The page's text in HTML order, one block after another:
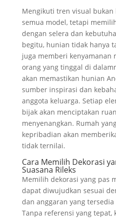
Mengikuti tren visual
semua model, tetapi
dengan selera dan
begitu, hunian tidak hanya
juga memberi kenyamanan
orang yang tinggal di
akan memastikan hunian
sumber inspirasi dan
anggota keluarga. Setiap
bijak akan menciptakan
menyenangkan. Rumah
kepribadian akan
tidak ternilai.
Cara Memilih Dekorasi
Suasana Rileks
Memilih dekorasi yang pas
dapat diwujudkan sesuai
dan anggaran yang
Tanpa referensi yang tepat,